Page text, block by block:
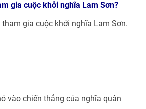
gia cuộc khởi nghĩa Lam Sơn?
gia cuộc khởi nghĩa Lam Sơn.
vào chiến thắng của nghĩa quân